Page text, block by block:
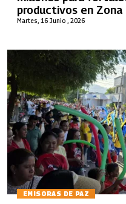
Martes, 16 Junio , 2026
productivos en Zona
EMISORAS DE PAZ